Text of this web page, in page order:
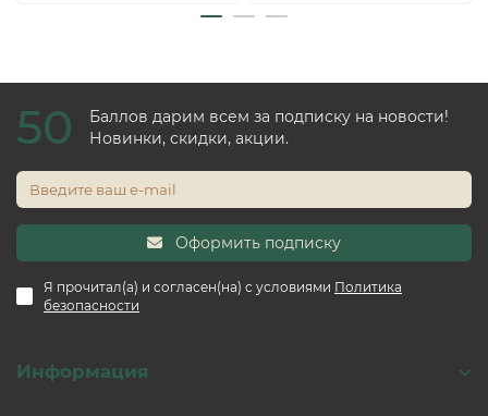
50
Баллов дарим всем за подписку на новости!
Новинки, скидки, акции.
Оформить подписку
Я прочитал(а) и согласен(на) с условиями Политика
безопасности
Информация